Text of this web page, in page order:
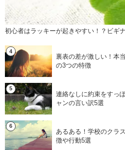
初心者はラッキーが起きやすい！？ビギ
裏表の差が激しい！本
の3つの特徴
連絡なしに約束をすっ
ャンの言い訳5選
あるある！学校のクラ
徴や行動5選